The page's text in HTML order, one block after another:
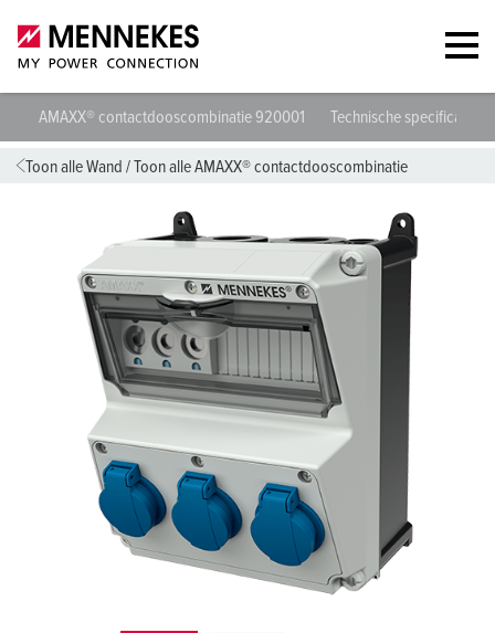
AMAXX® contactdooscombinatie 920001 Technische specificaties
Toon alle Wand /Toon alle AMAXX® contactdooscombinatie